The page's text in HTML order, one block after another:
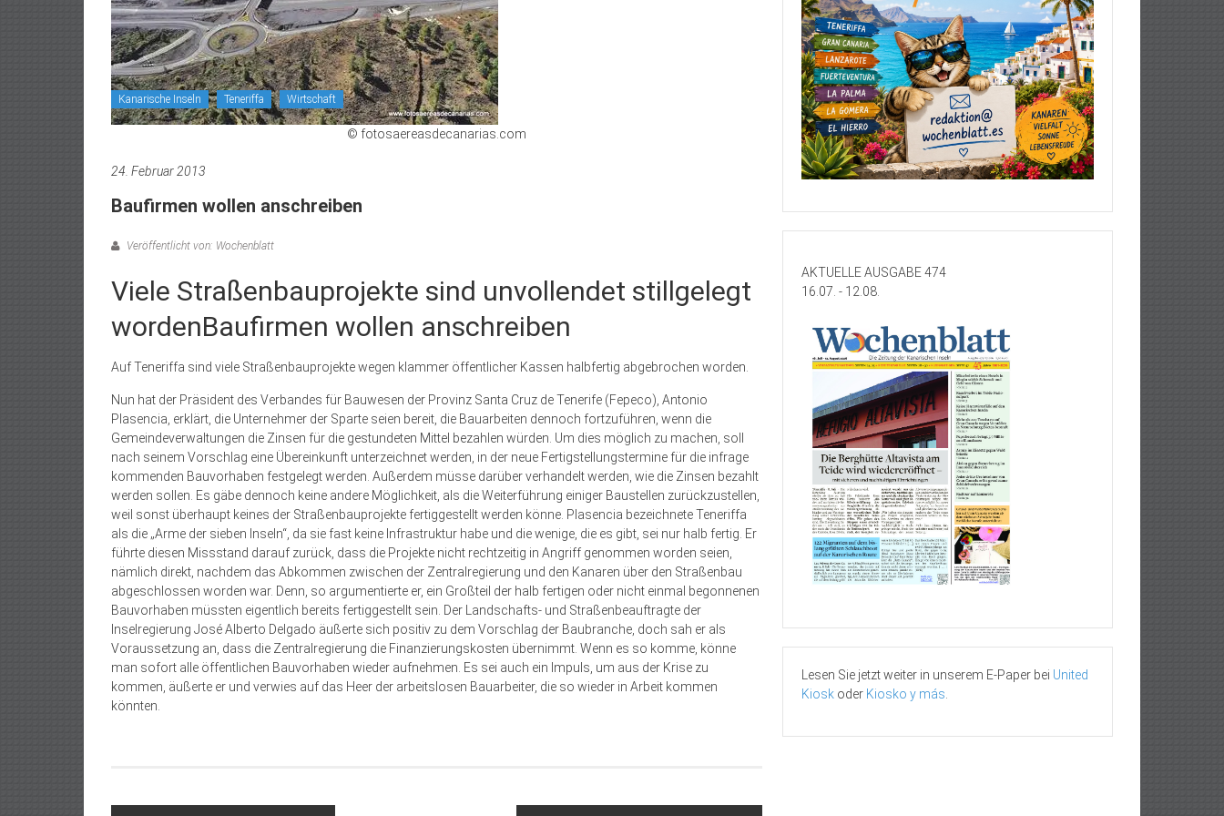
Kanarische Inseln Teneriffa Wirtschaft
© fotosaereasdecanarias.com
24. Februar 2013
Baufirmen wollen anschreiben
Veröffentlicht von: Wochenblatt
Viele Straßenbauprojekte sind unvollendet stillgelegt
wordenBaufirmen wollen anschreiben
Auf Teneriffa sind viele Straßenbauprojekte wegen klammer öffentlicher Kassen halbfertig abgebrochen worden.
Nun hat der Präsident des Verbandes für Bauwesen der Provinz Santa Cruz de Tenerife (Fepeco), Antonio
Plasencia, erklärt, die Unternehmer der Sparte seien bereit, die Bauarbeiten dennoch fortzuführen, wenn die
Gemeindeverwaltungen die Zinsen für die gestundeten Mittel bezahlen würden. Um dies möglich zu machen, soll
nach seinem Vorschlag eine Übereinkunft unterzeichnet werden, in der neue Fertigstellungstermine für die infrage
kommenden Bauvorhaben festgelegt werden. Außerdem müsse darüber verhandelt werden, wie die Zinsen bezahlt
werden sollen. Es gäbe dennoch keine andere Möglichkeit, als die Weiterführung einiger Baustellen zurückzustellen,
weil sonst überhaupt keines der Straßenbauprojekte fertiggestellt werden könne. Plasencia bezeichnete Teneriffa
als die „Arme der sieben Inseln“, da sie fast keine Infrastruktur habe und die wenige, die es gibt, sei nur halb fertig. Er
führte diesen Missstand darauf zurück, dass die Projekte nicht rechtzeitig in Angriff genommen worden seien,
nämlich direkt, nachdem das Abkommen zwischen der Zentralregierung und den Kanaren über den Straßenbau
abgeschlossen worden war. Denn, so argumentierte er, ein Großteil der halb fertigen oder nicht einmal begonnenen
Bauvorhaben müssten eigentlich bereits fertiggestellt sein. Der Landschafts- und Straßenbeauftragte der
Inselregierung José Alberto Delgado äußerte sich positiv zu dem Vorschlag der Baubranche, doch sah er als
Voraussetzung an, dass die Zentralregierung die Finanzierungskosten übernimmt. Wenn es so komme, könne
man sofort alle öffentlichen Bauvorhaben wieder aufnehmen. Es sei auch ein Impuls, um aus der Krise zu
kommen, äußerte er und verwies auf das Heer der arbeitslosen Bauarbeiter, die so wieder in Arbeit kommen
könnten.
AKTUELLE AUSGABE 474
16.07. - 12.08.
Lesen Sie jetzt weiter in unserem E-Paper bei United
Kiosk oder Kiosko y más